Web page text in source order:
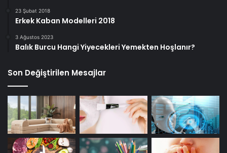
23 Şubat 2018
Erkek Kaban Modelleri 2018
3 Ağustos 2023
Balık Burcu Hangi Yiyecekleri Yemekten Hoşlanır?
Son Değiştirilen Mesajlar